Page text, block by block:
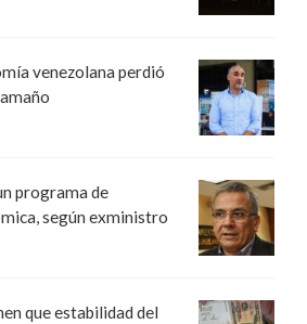
venezolana perdió
programa de
según exministro
que estabilidad del